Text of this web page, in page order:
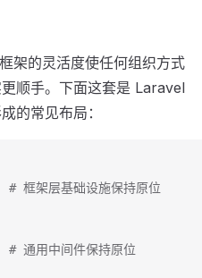
架的灵活度使任何组织方式
顺手。下面这套是 Laravel
的常见布局：
层基础设施保持原位
用中间件保持原位